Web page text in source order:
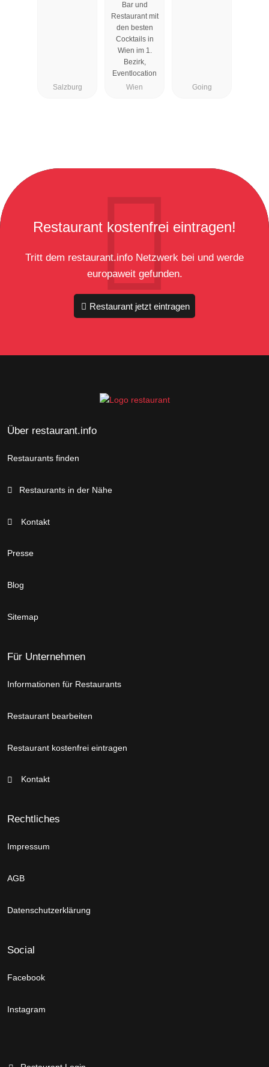
Salzburg
Wien
Bar und
Restaurant mit
den besten
Cocktails in
Wien im 1.
Bezirk,
Eventlocation
Wien
Going
Restaurant kostenfrei eintragen!
Tritt dem restaurant.info Netzwerk bei und werde
europaweit gefunden.
Restaurant jetzt eintragen
Über restaurant.info
Restaurants finden
Restaurants in der Nähe
Kontakt
Presse
Blog
Sitemap
Für Unternehmen
Informationen für Restaurants
Restaurant bearbeiten
Restaurant kostenfrei eintragen
Kontakt
Rechtliches
Impressum
AGB
Datenschutzerklärung
Social
Facebook
Instagram